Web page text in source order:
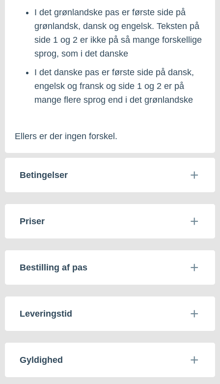
I det grønlandske pas er første side på
grønlandsk, dansk og engelsk. Teksten på
side 1 og 2 er ikke på så mange forskellige
sprog, som i det danske
I det danske pas er første side på dansk,
engelsk og fransk og side 1 og 2 er på
mange flere sprog end i det grønlandske
Ellers er der ingen forskel.
Betingelser
Priser
Bestilling af pas
Leveringstid
Gyldighed